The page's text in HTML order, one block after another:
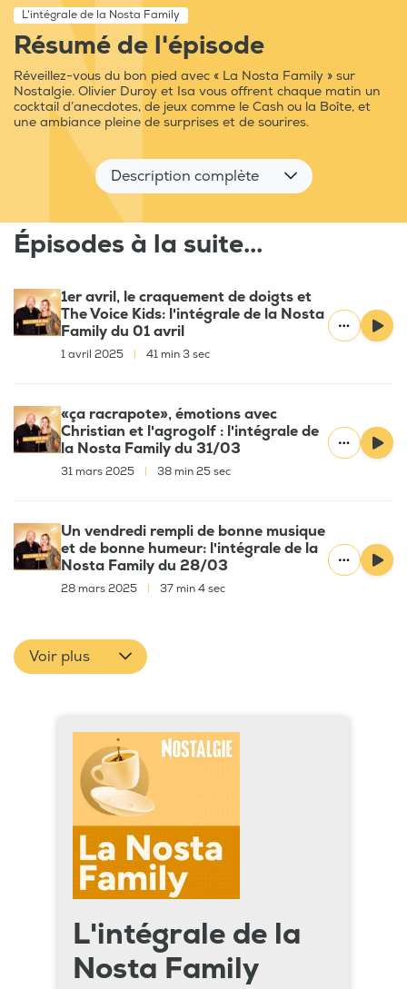
L'intégrale de la Nosta Family
Résumé de l'épisode
Réveillez-vous du bon pied avec « La Nosta Family » sur
Nostalgie. Olivier Duroy et Isa vous offrent chaque matin un
cocktail d’anecdotes, de jeux comme le Cash ou la Boîte, et
une ambiance pleine de surprises et de sourires.
Description complète
Épisodes à la suite...
1er avril, le craquement de doigts et
The Voice Kids: l'intégrale de la Nosta
Family du 01 avril
1 avril 2025 41 min 3 sec
«ça racrapote», émotions avec
Christian et l'agrogolf : l'intégrale de
la Nosta Family du 31/03
31 mars 2025 38 min 25 sec
Un vendredi rempli de bonne musique
et de bonne humeur: l'intégrale de la
Nosta Family du 28/03
28 mars 2025 37 min 4 sec
Voir plus
L'intégrale de la
Nosta Family